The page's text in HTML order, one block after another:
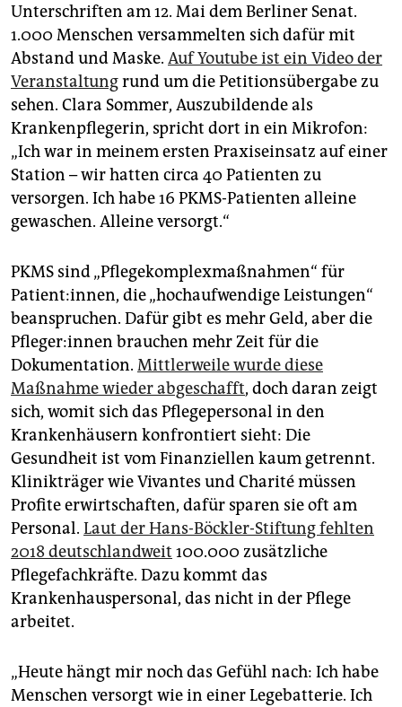
Unterschriften am 12. Mai dem Berliner Senat.
1.000 Menschen versammelten sich dafür mit
Abstand und Maske. Auf Youtube ist ein Video der
Veranstaltungrund um die Petitionsübergabe zu
sehen. Clara Sommer, Auszubildende als
Krankenpflegerin, spricht dort in ein Mikrofon:
„Ich war in meinem ersten Praxiseinsatz auf einer
Station – wir hatten circa 40 Patienten zu
versorgen. Ich habe 16 PKMS-Patienten alleine
gewaschen. Alleine versorgt.“
PKMS sind „Pflegekomplexmaßnahmen“ für
Patient:innen, die „hochaufwendige Leistungen“
beanspruchen. Dafür gibt es mehr Geld, aber die
Pfle­ge­r:in­nen brauchen mehr Zeit für die
Dokumentation. Mittlerweile wurde diese
Maßnahme wieder abgeschafft, doch daran zeigt
sich, womit sich das Pflegepersonal in den
Krankenhäusern konfrontiert sieht: Die
Gesundheit ist vom Finanziellen kaum getrennt.
Klinikträger wie Vivantes und Charité müssen
Profite erwirtschaften, dafür sparen sie oft am
Personal. Laut der Hans-Böckler-Stiftung fehlten
2018 deutschlandweit 100.000 zusätzliche
Pflegefachkräfte. Dazu kommt das
Krankenhauspersonal, das nicht in der Pflege
arbeitet.
„Heute hängt mir noch das Gefühl nach: Ich habe
Menschen versorgt wie in einer Legebatterie. Ich